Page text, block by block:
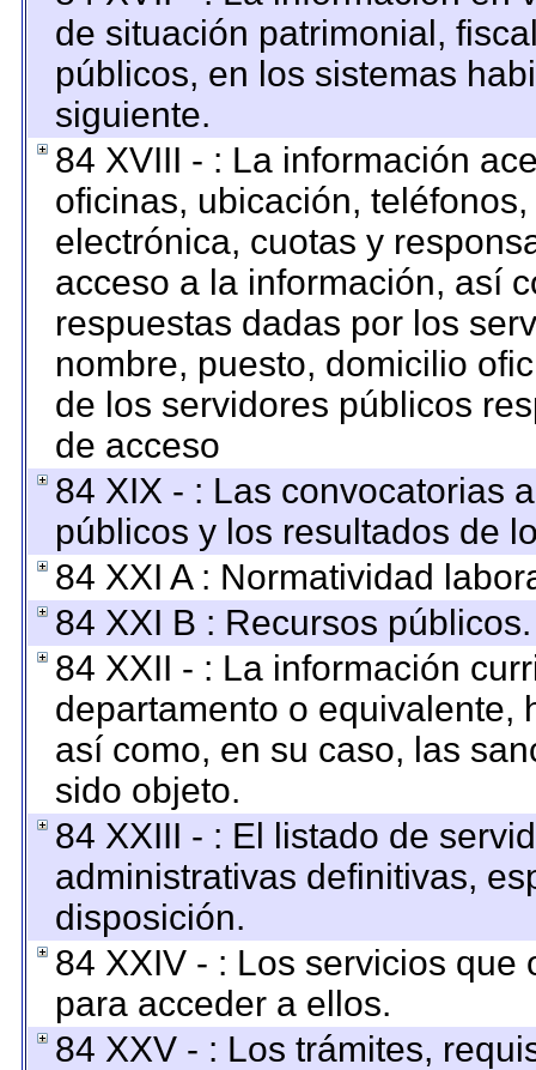
de situación patrimonial,
públicos, en los sistemas
siguiente.
84 XVIII - : La información
oficinas, ubicación,
electrónica, cuotas y
acceso a la información, así
respuestas dadas por los
nombre, puesto, domicilio
de los servidores públicos
de acceso
84 XIX - : Las convocatorias
públicos y los resultados de
84 XXI A : Normatividad
84 XXI B : Recursos públicos.
84 XXII - : La información
departamento o equivalente,
así como, en su caso, las
sido objeto.
84 XXIII - : El listado de
administrativas definitivas,
disposición.
84 XXIV - : Los servicios
para acceder a ellos.
84 XXV - : Los trámites,